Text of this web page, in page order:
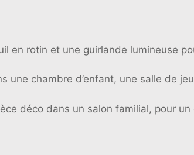
en rotin et une guirlande lumineuse
une chambre d’enfant, une salle de
déco dans un salon familial, pour